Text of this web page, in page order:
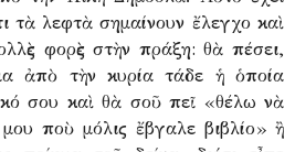
τὰ λεφτὰ σημαίνουν ἔλεγχο καὶ
φορὲς στὴν πράξη: θὰ πέσει,
ἀπὸ τὴν κυρία τάδε ἡ ὁποία
σου καὶ θὰ σοῦ πεῖ «θέλω νὰ
ποὺ μόλις ἔβγαλε βιβλίο» ἢ